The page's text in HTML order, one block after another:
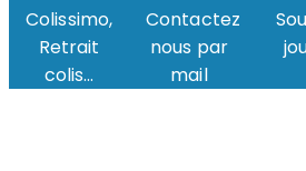
Colissimo,
Retrait
colis...
Contactez
nous par
mail